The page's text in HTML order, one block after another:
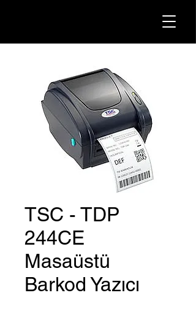
TSC - TDP
244CE
Masaüstü
Barkod Yazıcı